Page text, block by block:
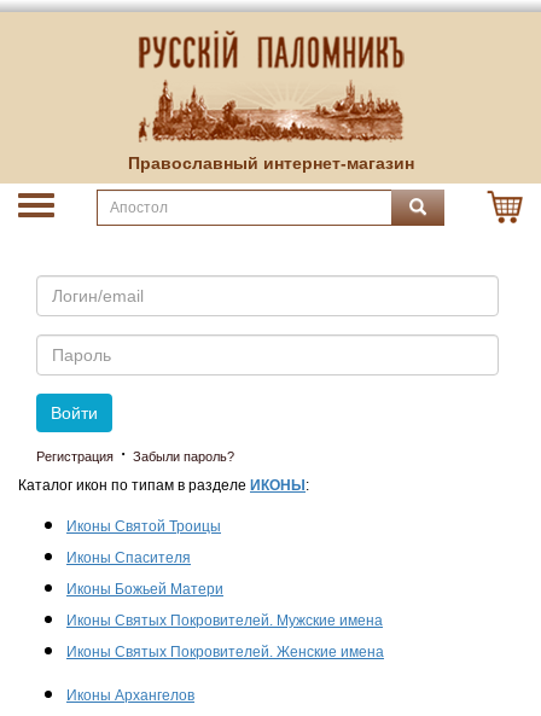
Православный интернет-магазин
Email
Пароль
Войти
Регистрация · Забыли пароль?
Каталог икон по типам в разделе ИКОНЫ :
Иконы Святой Троицы
Иконы Спасителя
Иконы Божьей Матери
Иконы Святых Покровителей. Мужские имена
Иконы Святых Покровителей. Женские имена
Иконы Архангелов